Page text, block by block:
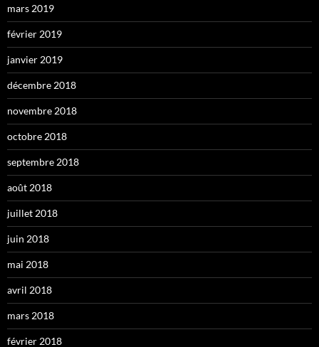
mars 2019
février 2019
janvier 2019
décembre 2018
novembre 2018
octobre 2018
septembre 2018
août 2018
juillet 2018
juin 2018
mai 2018
avril 2018
mars 2018
février 2018